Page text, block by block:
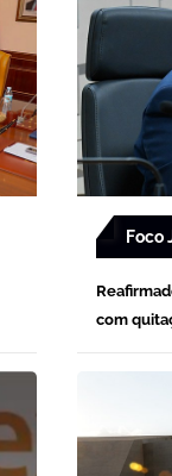
Foco
com